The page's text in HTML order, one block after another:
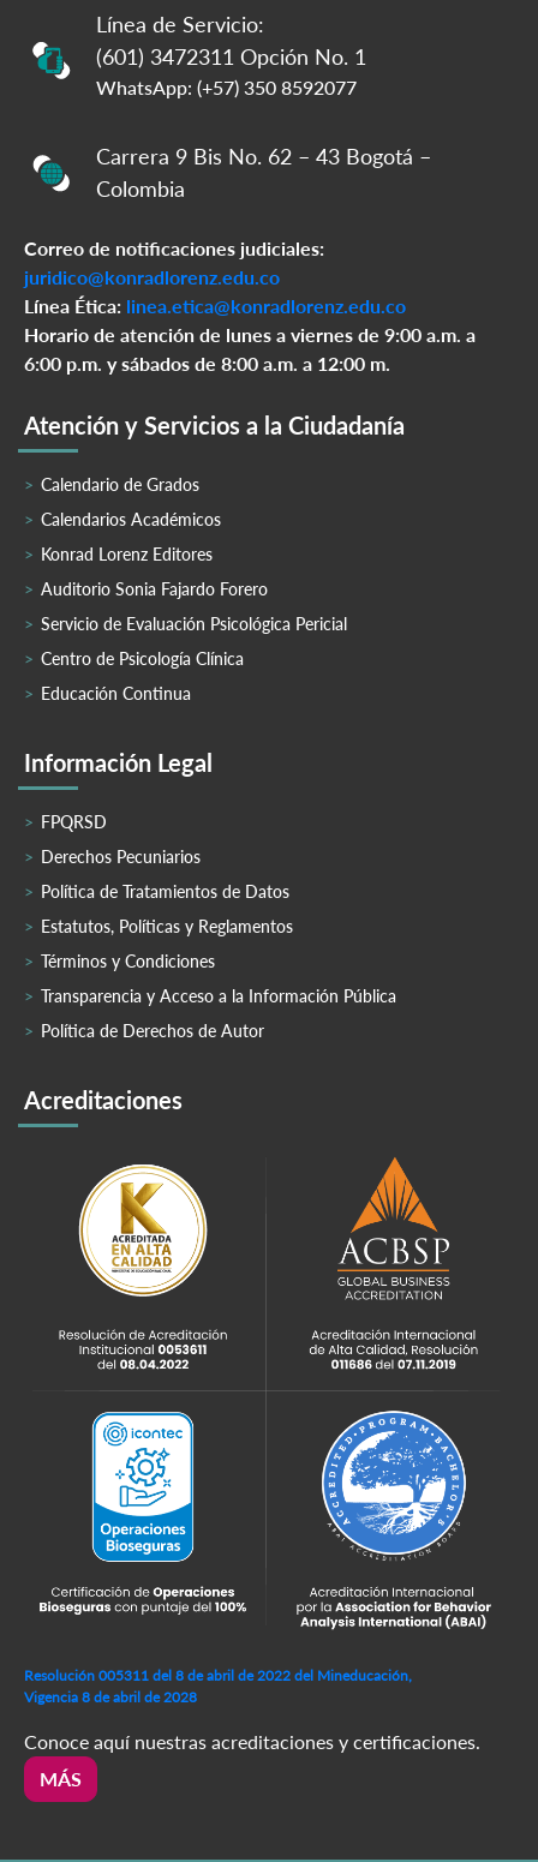
Línea de Servicio:
(601) 3472311 Opción No. 1
WhatsApp: (+57) 350 8592077
Carrera 9 Bis No. 62 – 43 Bogotá –
Colombia
Correo de notificaciones judiciales:
juridico@konradlorenz.edu.co
Línea Ética: linea.etica@konradlorenz.edu.co
Horario de atención de lunes a viernes de 9:00 a.m. a
6:00 p.m. y sábados de 8:00 a.m. a 12:00 m.
Atención y Servicios a la Ciudadanía
Calendario de Grados
Calendarios Académicos
Konrad Lorenz Editores
Auditorio Sonia Fajardo Forero
Servicio de Evaluación Psicológica Pericial
Centro de Psicología Clínica
Educación Continua
Información Legal
FPQRSD
Derechos Pecuniarios
Política de Tratamientos de Datos
Estatutos, Políticas y Reglamentos
Términos y Condiciones
Transparencia y Acceso a la Información Pública
Política de Derechos de Autor
Acreditaciones
Resolución 005311 del 8 de abril de 2022 del Mineducación,
Vigencia 8 de abril de 2028
Conoce aquí nuestras acreditaciones y certificaciones.
MÁS